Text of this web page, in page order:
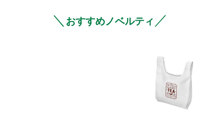
＼ おすすめノベルティ ／